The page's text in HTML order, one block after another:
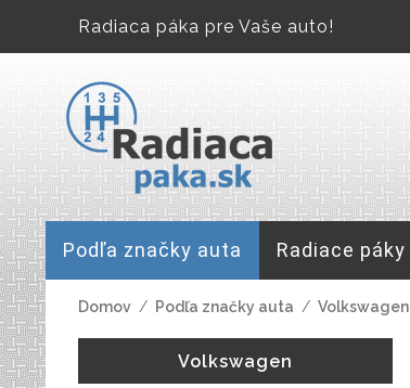
Radiaca páka pre Vaše auto!
Podľa značky auta Radiace páky
Domov / Podľa značky auta / Volkswagen
Volkswagen